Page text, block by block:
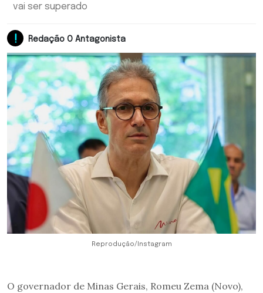
vai ser superado
Redação O Antagonista
Reprodução/Instagram
O governador de Minas Gerais, Romeu Zema (Novo),